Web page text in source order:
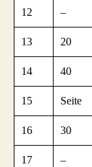
12 –
13 20
14 40
15 Seite
16 30
17 –